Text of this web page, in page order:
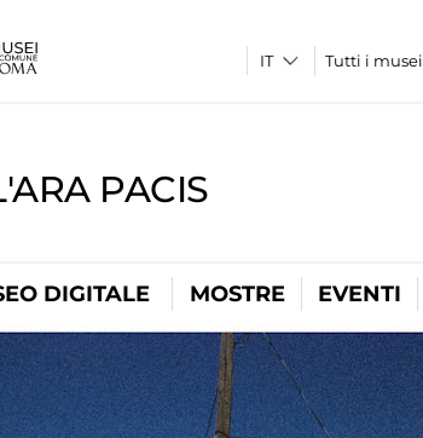
Tutti i musei
PACIS
DIGITALE MOSTRE EVENTI